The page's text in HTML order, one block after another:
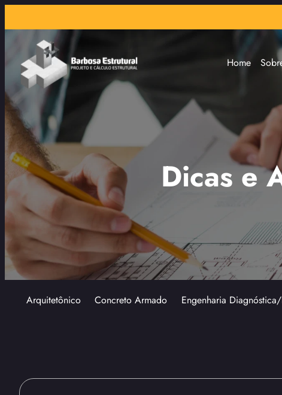
Home
Dicas e
Arquitetônico Concreto Armado Engenharia